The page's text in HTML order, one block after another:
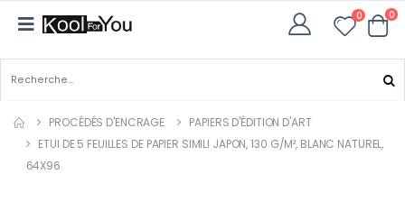
0 0
PROCÉDÉS D'ENCRAGE
PAPIERS D'ÉDITION D'ART
ETUI DE 5 FEUILLES DE PAPIER SIMILI JAPON, 130 G/M², BLANC NATUREL,
64X96